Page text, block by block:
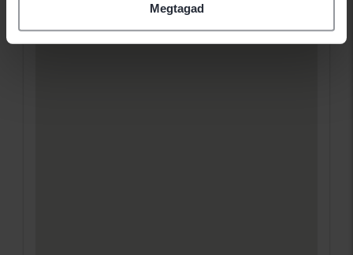
Megtagad